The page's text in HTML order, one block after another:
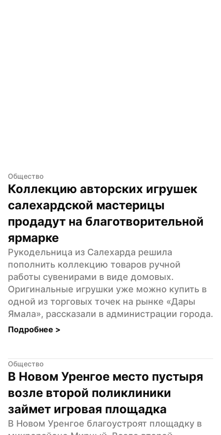
Общество
Коллекцию авторских игрушек
салехардской мастерицы
продадут на благотворительной
ярмарке
Рукодельница из Салехарда решила
пополнить коллекцию товаров ручной
работы сувенирами в виде домовых.
Оригинальные игрушки уже можно купить в
одной из торговых точек на рынке «Дары
Ямала», рассказали в администрации города.
Подробнее >
Общество
В Новом Уренгое место пустыря
возле второй поликлиники
займет игровая площадка
В Новом Уренгое благоустроят площадку в